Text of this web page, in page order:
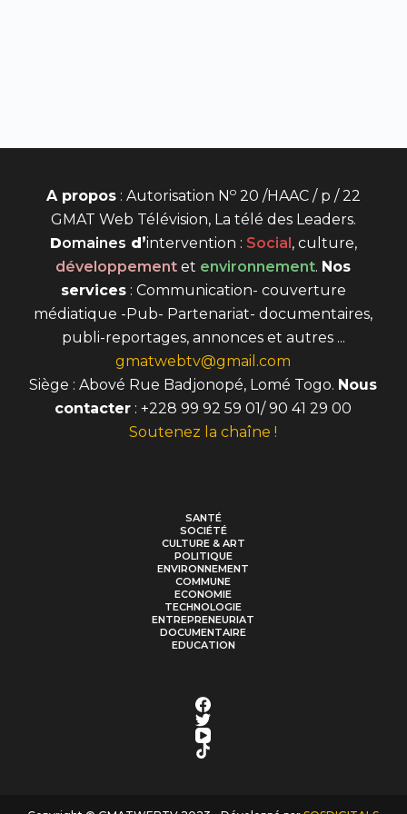
A propos: Autorisation N o20 /HAAC / p / 22
GMAT Web Télévision, La télé des Leaders.
Domaines d’intervention : Social , culture,
développement et environnement. Nos
services: Communication- couverture
médiatique -Pub- Partenariat- documentaires,
publi-reportages, annonces et autres ...
gmatwebtv@gmail.com
Siège : Abové Rue Badjonopé, Lomé Togo. Nous
contacter : +228 99 92 59 01/ 90 41 29 00
Soutenez la chaîne !
SANTÉ
SOCIÉTÉ
CULTURE & ART
POLITIQUE
ENVIRONNEMENT
COMMUNE
ECONOMIE
TECHNOLOGIE
ENTREPRENEURIAT
DOCUMENTAIRE
EDUCATION